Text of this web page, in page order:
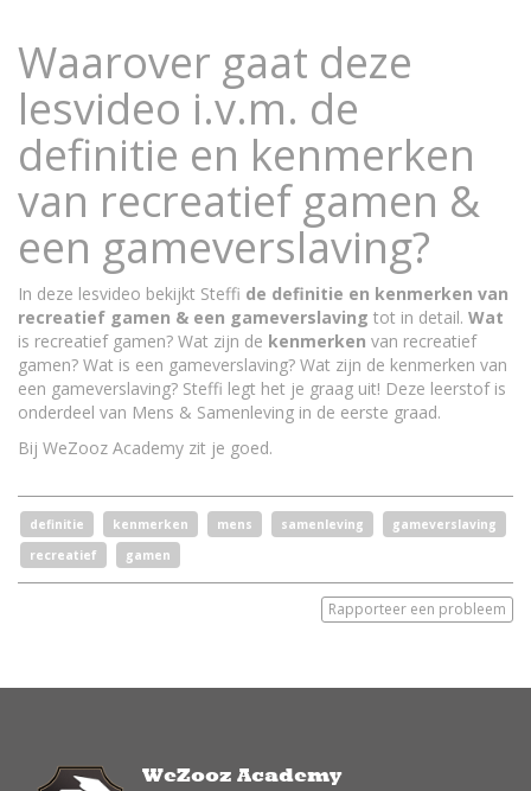
Waarover gaat deze
lesvideo i.v.m. de
definitie en kenmerken
van recreatief gamen &
een gameverslaving?
In deze lesvideo bekijkt Steffi de definitie en kenmerken van
recreatief gamen & een gameverslaving tot in detail. Wat
is recreatief gamen? Wat zijn de kenmerken van recreatief
gamen? Wat is een gameverslaving? Wat zijn de kenmerken van
een gameverslaving? Steffi legt het je graag uit! Deze leerstof is
onderdeel van Mens & Samenleving in de eerste graad.
Bij WeZooz Academy zit je goed.
definitie kenmerken mens samenleving
gameverslaving
recreatief
gamen
Rapporteer een probleem
WeZooz Academy